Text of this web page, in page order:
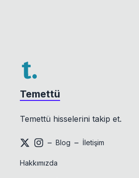
Temettü
Temettü hisselerini takip et.
– Blog – İletişim
Hakkımızda